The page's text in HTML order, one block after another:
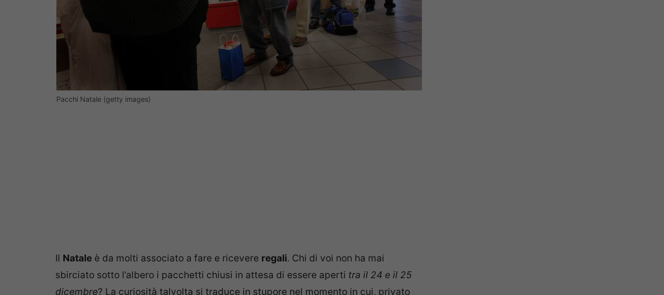
Pacchi Natale (getty images)
Il Natale è da molti associato a fare e ricevere regali. Chi di voi non ha mai
sbirciato sotto l’albero i pacchetti chiusi in attesa di essere aperti tra il 24 e il 25
dicembre? La curiosità talvolta si traduce in stupore nel momento in cui, privato